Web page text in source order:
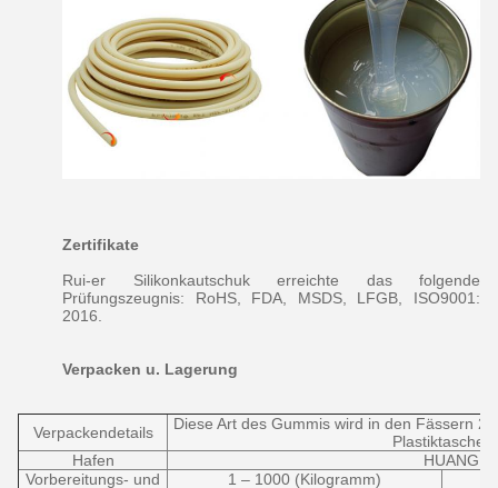
Zertifikate
Rui-er Silikonkautschuk erreichte das folgende
Prüfungszeugnis: RoHS, FDA, MSDS, LFGB, ISO9001:
2016.
Verpacken u. Lagerung
Verpackendetails
Diese Art des Gummis wird in den Fässern
Plastiktasche
Hafen
Vorbereitungs- und
1 – 1000 (Kilogramm)